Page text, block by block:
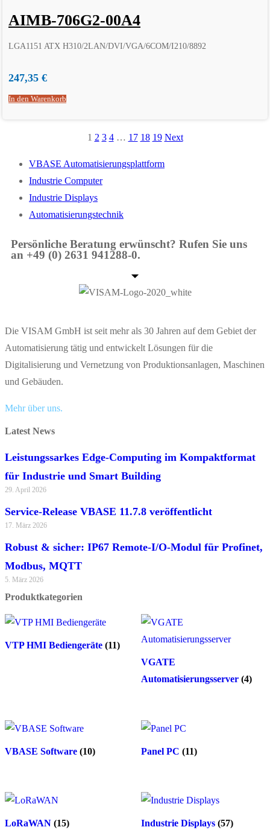
AIMB-706G2-00A4
LGA1151 ATX H310/2LAN/DVI/VGA/6COM/I210/8892
247,35 €
In den Warenkorb
1 2 3 4 … 17 18 19 Next
VBASE Automatisierungsplattform
Industrie Computer
Industrie Displays
Automatisierungstechnik
Persönliche Beratung erwünscht? Rufen Sie uns
an +49 (0) 2631 941288-0.
Die VISAM GmbH ist seit mehr als 30 Jahren auf dem Gebiet der
Automatisierung tätig und entwickelt Lösungen für die
Digitalisierung und Vernetzung von Produktionsanlagen, Maschinen
und Gebäuden.
Mehr über uns.
Latest News
Leistungssarkes Edge-Computing im Kompaktformat
für Industrie und Smart Building
29. April 2026
Service-Release VBASE 11.7.8 veröffentlicht
17. März 2026
Robust & sicher: IP67 Remote-I/O-Modul für Profinet,
Modbus, MQTT
5. März 2026
Produktkategorien
VTP HMI Bediengeräte (11)
VGATE
Automatisierungsserver (4)
VBASE Software (10) Panel PC (11)
LoRaWAN (15) Industrie Displays (57)